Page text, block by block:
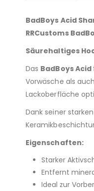
BadBoys Acid
RRCustoms
Säurehaltiges
Das BadBoys
Vorwäsche als
Lackoberfläche
Dank seiner
Eigenschaften:
Starker
Entfernt
Ideal zur